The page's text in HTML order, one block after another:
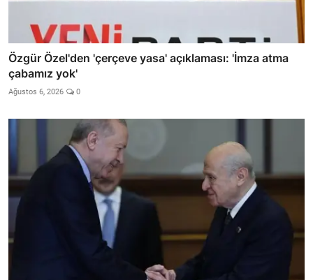
Özgür Özel'den 'çerçeve yasa' açıklaması: 'İmza atma
çabamız yok'
Ağustos 6, 2026 0